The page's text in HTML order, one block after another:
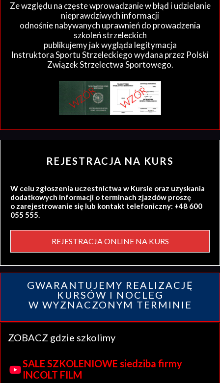
Ze względu na częste wprowadzanie w błąd i udzielanie
nieprawdziwych informacji
odnośnie nabywanych uprawnień do prowadzenia
szkoleń strzeleckich
publikujemy jak wygląda legitymacja
Instruktora Sportu Strzeleckiego wydana przez Polski
Związek Strzelectwa Sportowego.
REJESTRACJA NA KURS
W celu zgłoszenia uczestnictwa w Kursie oraz uzyskania
dodatkowych informacji o terminach zjazdów proszę
o zarejestrowanie się lub kontakt telefoniczny: +48 600
055 555.
REJESTRACJA ONLINE NA KURS
GWARANTUJEMY REALIZACJĘ
KURSÓW I NOCLEG
W WYZNACZONYM TERMINIE
ZOBACZ gdzie szkolimy
SALE SZKOLENIOWE siedziba firmy
INCOLT FILM